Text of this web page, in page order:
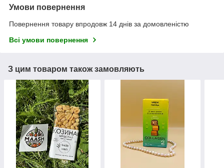
Умови повернення
Повернення товару впродовж 14 днів за домовленістю
Всі умови повернення
З цим товаром також замовляють